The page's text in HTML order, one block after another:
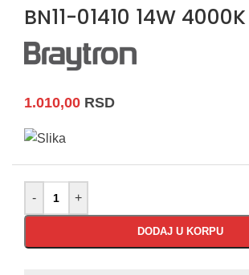
BN11-01410 14W 4000K
1.010,00 RSD
- +
DODAJ U KORPU